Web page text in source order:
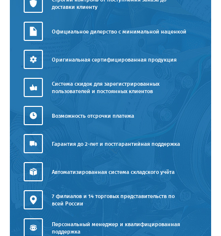
доставки клиенту
Официальное дилерство с минимальной наценкой
Оригинальная сертифицированная продукция
Система скидок для зарегистрированных
пользователей и постоянных клиентов
Возможность отсрочки платежа
Гарантия до 2-лет и постгарантийная поддержка
Автоматизированная система складского учёта
7 филиалов и 14 торговых представительств по
всей России
Персональный менеджер и квалифицированная
поддержка